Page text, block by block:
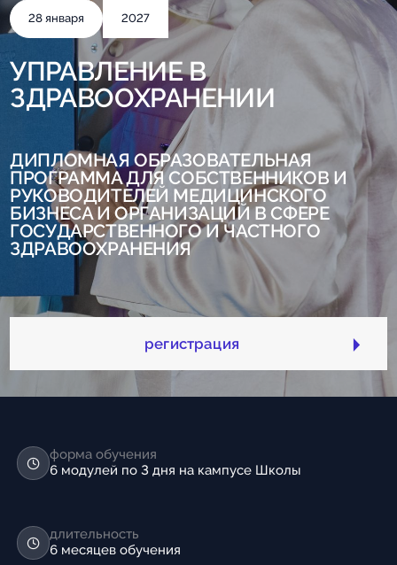
28 января 2027
УПРАВЛЕНИЕ В
ЗДРАВООХРАНЕНИИ
ДИПЛОМНАЯ ОБРАЗОВАТЕЛЬНАЯ
ПРОГРАММА ДЛЯ СОБСТВЕННИКОВ И
РУКОВОДИТЕЛЕЙ МЕДИЦИНСКОГО
БИЗНЕСА И ОРГАНИЗАЦИЙ В СФЕРЕ
ГОСУДАРСТВЕННОГО И ЧАСТНОГО
ЗДРАВООХРАНЕНИЯ
регистрация
форма обучения
6 модулей по 3 дня на кампусе Школы
длительность
6 месяцев обучения